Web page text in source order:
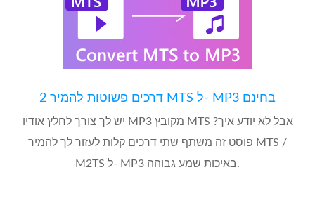
2 דרכים פשוטות להמיר MTS ל- MP3 בחינם
יש לך צורך לחלץ אודיו MP3 מקובץ MTS אבל לא יודע איך?
פוסט זה משתף שתי דרכים קלות לעזור לך להמיר MTS /
M2TS ל- MP3 באיכות שמע גבוהה.